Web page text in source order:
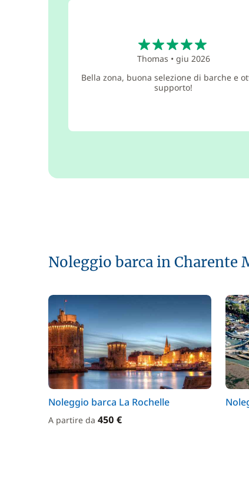
Thomas • giu 2026
Bella zona, buona selezione di barche e
supporto!
Noleggio barca in Charente
Noleggio barca La Rochelle
A partire da 450 €